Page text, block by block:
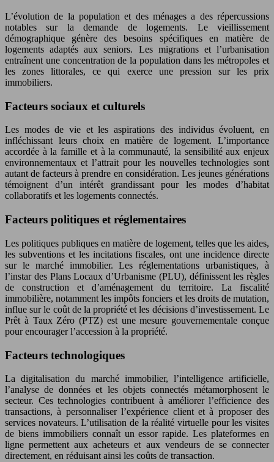
L’évolution de la population et des ménages a des répercussions
notables sur la demande de logements. Le vieillissement
démographique génère des besoins spécifiques en matière de
logements adaptés aux seniors. Les migrations et l’urbanisation
entraînent une concentration de la population dans les métropoles et
les zones littorales, ce qui exerce une pression sur les prix
immobiliers.
Facteurs sociaux et culturels
Les modes de vie et les aspirations des individus évoluent, en
infléchissant leurs choix en matière de logement. L’importance
accordée à la famille et à la communauté, la sensibilité aux enjeux
environnementaux et l’attrait pour les nouvelles technologies sont
autant de facteurs à prendre en considération. Les jeunes générations
témoignent d’un intérêt grandissant pour les modes d’habitat
collaboratifs et les logements connectés.
Facteurs politiques et réglementaires
Les politiques publiques en matière de logement, telles que les aides,
les subventions et les incitations fiscales, ont une incidence directe
sur le marché immobilier. Les réglementations urbanistiques, à
l’instar des Plans Locaux d’Urbanisme (PLU), définissent les règles
de construction et d’aménagement du territoire. La fiscalité
immobilière, notamment les impôts fonciers et les droits de mutation,
influe sur le coût de la propriété et les décisions d’investissement. Le
Prêt à Taux Zéro (PTZ) est une mesure gouvernementale conçue
pour encourager l’accession à la propriété.
Facteurs technologiques
La digitalisation du marché immobilier, l’intelligence artificielle,
l’analyse de données et les objets connectés métamorphosent le
secteur. Ces technologies contribuent à améliorer l’efficience des
transactions, à personnaliser l’expérience client et à proposer des
services novateurs. L’utilisation de la réalité virtuelle pour les visites
de biens immobiliers connaît un essor rapide. Les plateformes en
ligne permettent aux acheteurs et aux vendeurs de se connecter
directement, en réduisant ainsi les coûts de transaction.